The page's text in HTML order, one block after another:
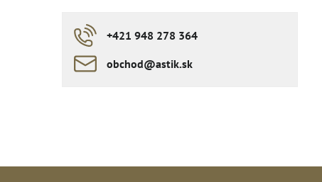
+421 948 278 364
obchod​​@astik​​.sk